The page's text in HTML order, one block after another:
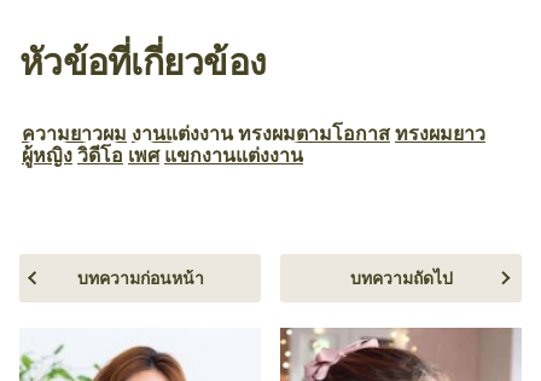
หัวข้อที่เกี่ยวข้อง
ความยาวผม งานแต่งงาน ทรงผมตามโอกาส ทรงผมยาว
ผู้หญิง วิดีโอ เพศ แขกงานแต่งงาน
บทความก่อนหน้า บทความถัดไป